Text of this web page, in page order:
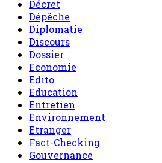
Décret
Dépêche
Diplomatie
Discours
Dossier
Economie
Edito
Education
Entretien
Environnement
Etranger
Fact-Checking
Gouvernance